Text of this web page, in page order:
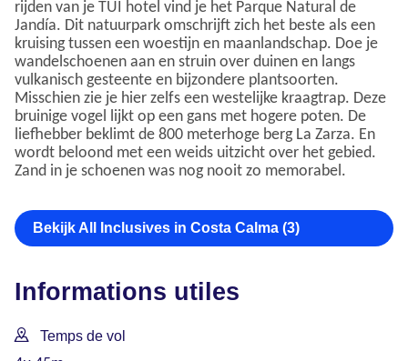
rijden van je TUI hotel vind je het Parque Natural de
Jandía. Dit natuurpark omschrijft zich het beste als een
kruising tussen een woestijn en maanlandschap. Doe je
wandelschoenen aan en struin over duinen en langs
vulkanisch gesteente en bijzondere plantsoorten.
Misschien zie je hier zelfs een westelijke kraagtrap. Deze
bruinige vogel lijkt op een gans met hogere poten. De
liefhebber beklimt de 800 meterhoge berg La Zarza. En
wordt beloond met een weids uitzicht over het gebied.
Zand in je schoenen was nog nooit zo memorabel.
Bekijk All Inclusives in Costa Calma (3)
Informations utiles
Temps de vol